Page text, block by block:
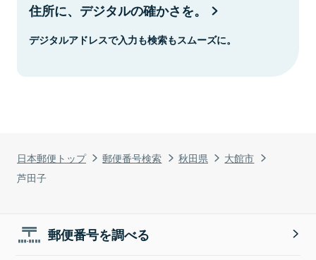
日本郵便トップ 郵便番号検索 秋田県
大館市
芦田子
住所に、デジタルの確かさを。
デジタルアドレスで入力も検索もスムーズに。
郵便番号を調べる